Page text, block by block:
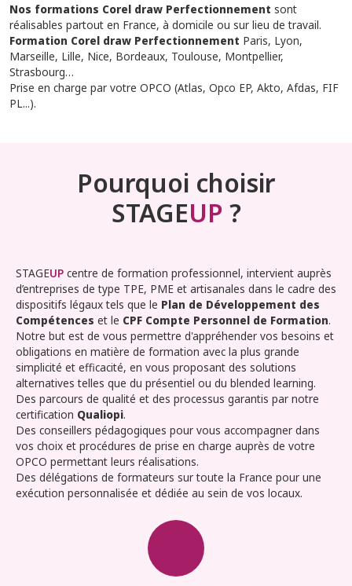
Nos formations Corel draw Perfectionnement sont
réalisables partout en France, à domicile ou sur lieu de travail.
Formation Corel draw Perfectionnement Paris, Lyon,
Marseille, Lille, Nice, Bordeaux, Toulouse, Montpellier,
Strasbourg…
Prise en charge par votre OPCO (Atlas, Opco EP, Akto, Afdas, FIF
PL...).
Pourquoi choisir
STAGEUP ?
STAGEUP centre de formation professionnel, intervient auprès
d’entreprises de type TPE, PME et artisanales dans le cadre des
dispositifs légaux tels que le Plan de Développement des
Compétences et le CPF Compte Personnel de Formation.
Notre but est de vous permettre d'appréhender vos besoins et
obligations en matière de formation avec la plus grande
simplicité et efficacité, en vous proposant des solutions
alternatives telles que du présentiel ou du blended learning.
Des parcours de qualité et des processus garantis par notre
certification Qualiopi.
Des conseillers pédagogiques pour vous accompagner dans
vos choix et procédures de prise en charge auprès de votre
OPCO permettant leurs réalisations.
Des délégations de formateurs sur toute la France pour une
exécution personnalisée et dédiée au sein de vos locaux.